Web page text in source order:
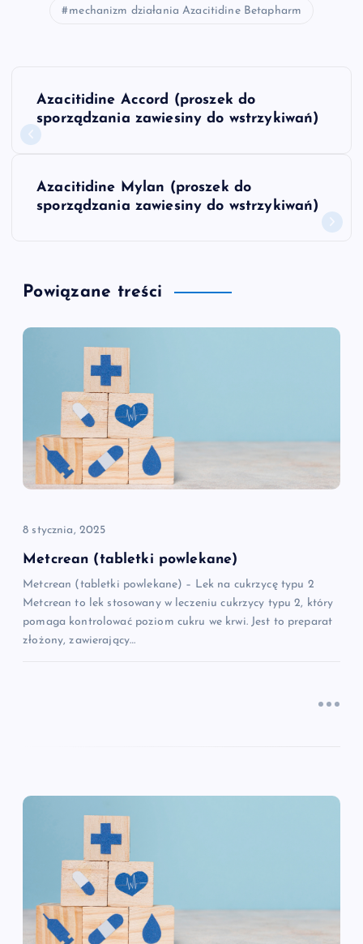
mechanizm działania Azacitidine Betapharm
a
a
c
w
p
s
u
Azacitidine Accord (proszek do
sporządzania zawiesiny do wstrzykiwań)
Azacitidine Mylan (proszek do
sporządzania zawiesiny do wstrzykiwań)
Powiązane treści
8 stycznia, 2025
Metcrean (tabletki powlekane)
Metcrean (tabletki powlekane) – Lek na cukrzycę typu 2
Metcrean to lek stosowany w leczeniu cukrzycy typu 2, który
pomaga kontrolować poziom cukru we krwi. Jest to preparat
złożony, zawierający…